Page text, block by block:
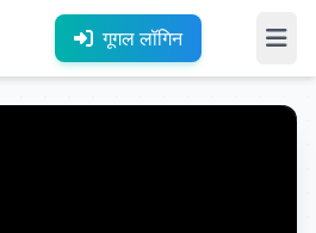
गूगल लॉगिन